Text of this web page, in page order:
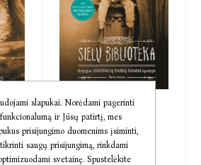
El. knyga Sielų
biblioteka ...
Ransom Riggs
slapukai. Norėdami pagerinti
ir Jūsų patirtį, mes
prisijungimo duomenims įsiminti,
saugų prisijungimą, rinkdami
svetainę. Spustelėkite